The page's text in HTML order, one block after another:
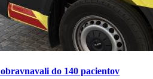
do 140 pacientov